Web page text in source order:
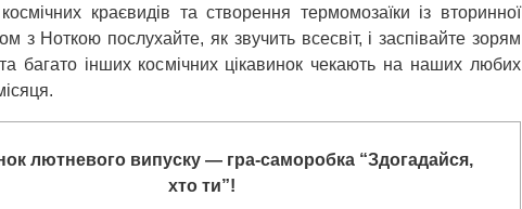
краєвидів та створення термомозаїки із вторинної
з Ноткою послухайте, як звучить всесвіт, і заспівайте зорям
багато інших космічних цікавинок чекають на наших любих
лютневого випуску — гра-саморобка “Здогадайся,
хто ти”!